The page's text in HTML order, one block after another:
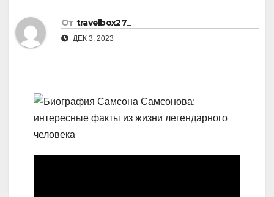
От travelbox27_
ДЕК 3, 2023